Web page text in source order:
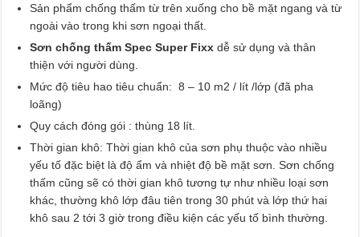
Sản phẩm chống thấm từ trên xuống cho bề mặt ngang và từ
ngoài vào trong khi sơn ngoại thất.
Sơn chống thấm Spec Super Fixx dễ sử dụng và thân
thiện với người dùng.
Mức độ tiêu hao tiêu chuẩn: 8 – 10 m2 / lít /lớp (đã pha
loãng)
Quy cách đóng gói : thùng 18 lít.
Thời gian khô: Thời gian khô của sơn phụ thuộc vào nhiều
yếu tố đặc biệt là độ ẩm và nhiệt độ bề mặt sơn. Sơn chống
thấm cũng sẽ có thời gian khô tương tự như nhiều loại sơn
khác, thường khô lớp đâu tiên trong 30 phút và lớp thứ hai
khô sau 2 tới 3 giờ trong điều kiện các yếu tố bình thường.